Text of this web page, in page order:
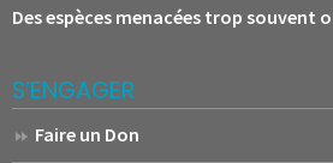
Des espèces menacées trop souvent
S’ENGAGER
Faire un Don